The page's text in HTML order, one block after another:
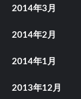
2014年3月
2014年2月
2014年1月
2013年12月